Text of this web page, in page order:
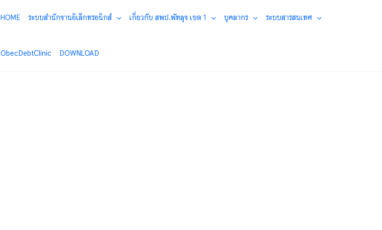
HOME ระบบสำนักงานอิเล็กทรอนิกส์ เกี่ยวกับ สพป.พัทลุง เขต 1 บุคลากร ระบบสารสนเทศ
ObecDebtClinic DOWNLOAD